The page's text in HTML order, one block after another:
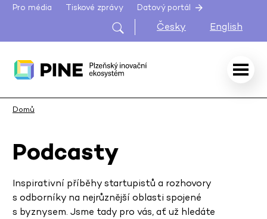
Pro média Tiskové zprávy Datový portál
Česky English
Domů
Podcasty
Inspirativní příběhy startupistů a rozhovory
s odborníky na nejrůznější oblasti spojené
s byznysem. Jsme tady pro vás, ať už hledáte